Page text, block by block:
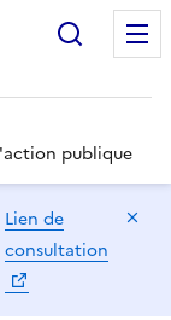
publique
Lien de
consultation